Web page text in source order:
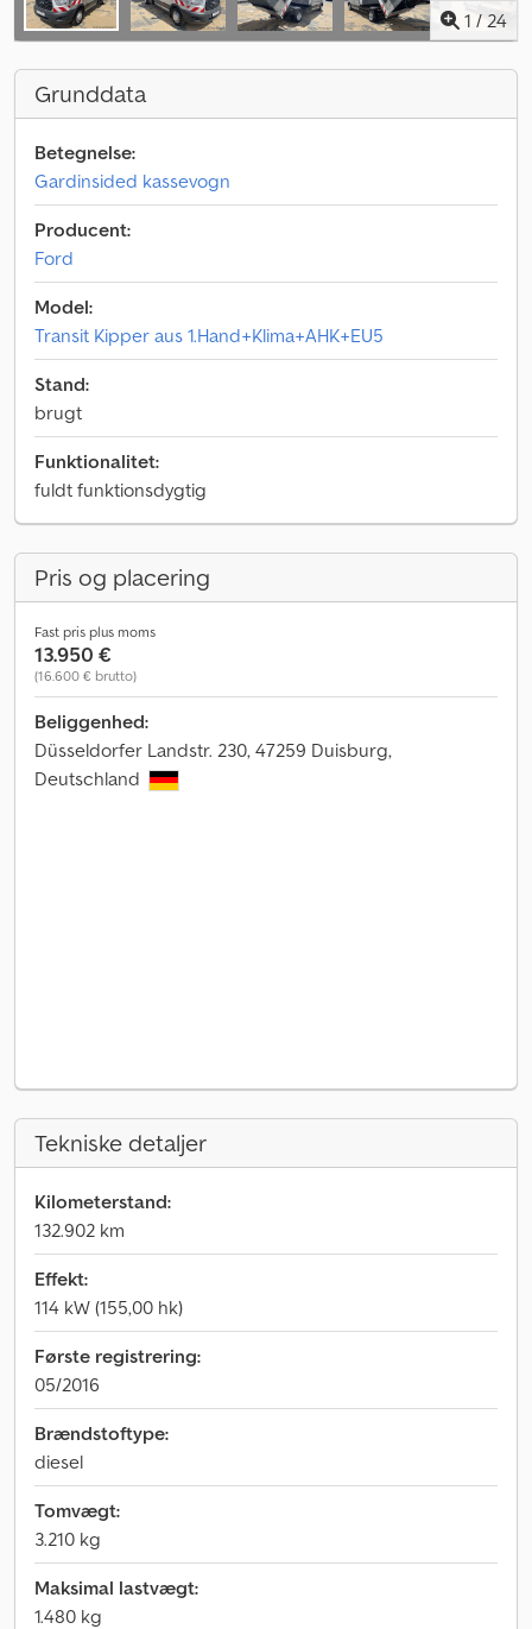
1 / 24
Grunddata
Betegnelse:
Gardinsided kassevogn
Producent:
Ford
Model:
Transit Kipper aus 1.Hand+Klima+AHK+EU5
Stand:
brugt
Funktionalitet:
fuldt funktionsdygtig
Pris og placering
Fast pris plus moms
13.950 €
(16.600 € brutto)
Beliggenhed:
Düsseldorfer Landstr. 230, 47259 Duisburg,
Deutschland
Tekniske detaljer
Kilometerstand:
132.902 km
Effekt:
114 kW (155,00 hk)
Første registrering:
05/2016
Brændstoftype:
diesel
Tomvægt:
3.210 kg
Maksimal lastvægt:
1.480 kg